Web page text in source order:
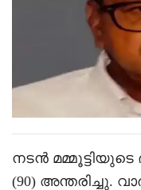
നടൻ
(90) അന്തരിച്ചു.